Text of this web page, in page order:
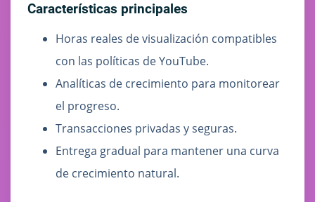
Características principales
Horas reales de visualización compatibles
con las políticas de YouTube.
Analíticas de crecimiento para monitorear
el progreso.
Transacciones privadas y seguras.
Entrega gradual para mantener una curva
de crecimiento natural.